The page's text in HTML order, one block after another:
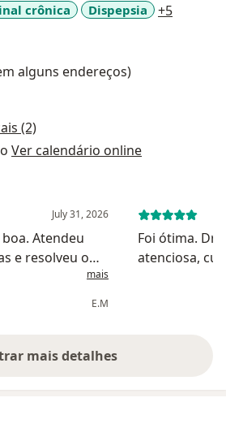
crônica
Dispepsia +5
alguns endereços)
(2)
Ver calendário online
July 31, 2026
Atendeu
e resolveu o
mais
E.M
Foi ótima.
atenciosa,
mais detalhes
sobre a experiência